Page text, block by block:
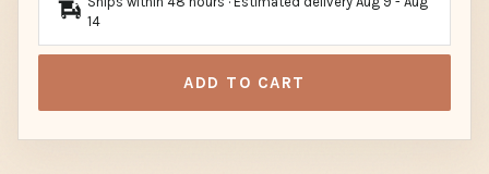
14
ADD TO CART